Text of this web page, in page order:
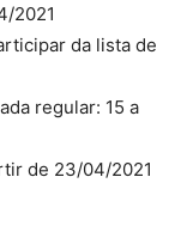
2021
da lista de
regular: 15 a
de 23/04/2021